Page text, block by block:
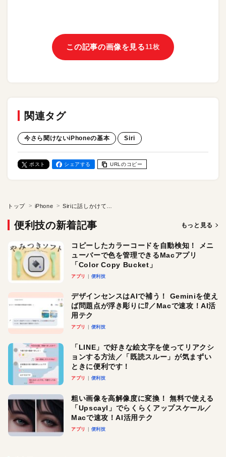
この記事の画像を見る 11枚
関連タグ
今さら聞けないiPhoneの基本 Siri
ポスト シェアする URLのコピー
トップ iPhone
便利技の新着記事 もっと見る
コピーしたカラーコードを自動検知！ メニ
ューバーで色を管理できるMacアプリ
「Color Copy Bucket」
アプリ 便利技
デザインセンスはAIで補う！ Geminiを使え
ば問題点が浮き彫りに⁉︎／Macで速攻！AI活
用テク
アプリ 便利技
「LINE」で好きな絵文字を使ってリアクシ
ョンする方法／「既読スルー」が気まずい
ときに便利です！
アプリ 便利技
粗い画像を高解像度に変換！ 無料で使える
「Upscayl」でらくらくアップスケール／
Macで速攻！AI活用テク
アプリ 便利技